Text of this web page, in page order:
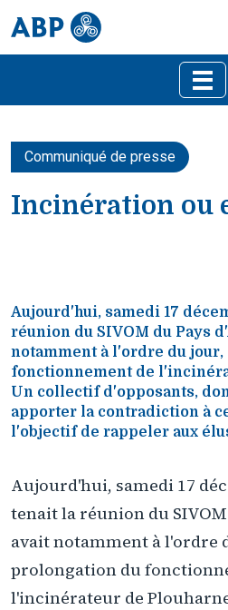
Communiqué de presse
Incinération ou
Aujourd'hui, samedi 17
réunion du SIVOM du Pays
notamment à l'ordre du
fonctionnement de
Un collectif d'opposants,
apporter la contradiction à
l'objectif de rappeler aux
Aujourd'hui, samedi 17
tenait la réunion du
avait notamment à l'ordre
prolongation du
l'incinérateur de